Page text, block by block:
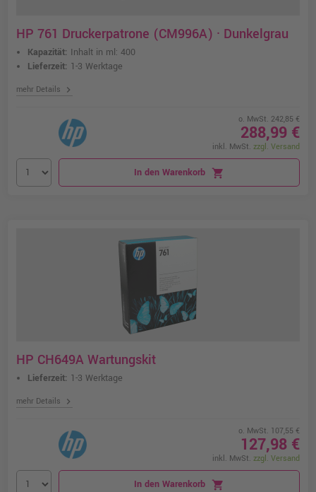
HP 761 Druckerpatrone (CM996A) · Dunkelgrau
Kapazität: Inhalt in ml: 400
Lieferzeit: 1-3 Werktage
mehr Details chevron_right
o. MwSt. 242,85 €
288,99 €
inkl. MwSt. zzgl. Versand
In den Warenkorb shopping_cart
HP CH649A Wartungskit
Lieferzeit: 1-3 Werktage
mehr Details chevron_right
o. MwSt. 107,55 €
127,98 €
inkl. MwSt. zzgl. Versand
In den Warenkorb shopping_cart